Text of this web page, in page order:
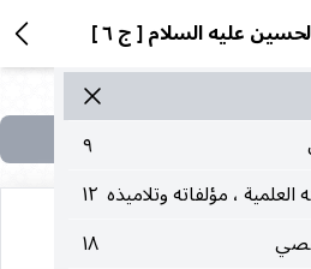
عليه السلام [ ج ٦ ]
٩
، مؤلفاته وتلاميذه ١٢
١٨